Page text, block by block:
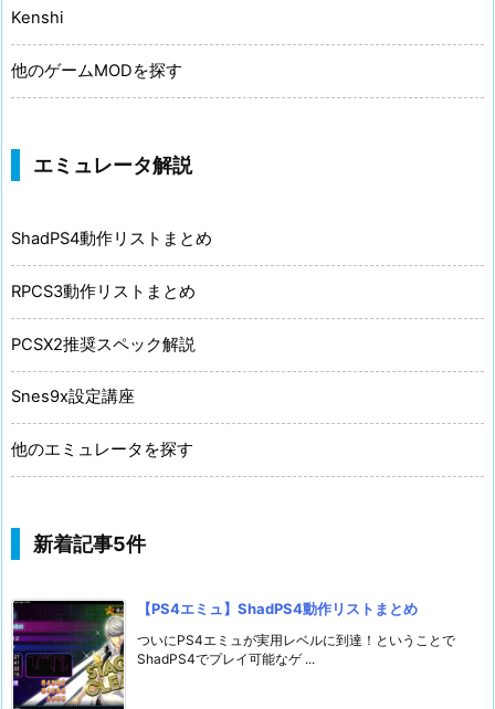
Kenshi
他のゲームMODを探す
エミュレータ解説
ShadPS4動作リストまとめ
RPCS3動作リストまとめ
PCSX2推奨スペック解説
Snes9x設定講座
他のエミュレータを探す
新着記事5件
【PS4エミュ】ShadPS4動作リストまとめ
ついにPS4エミュが実用レベルに到達！ということで
ShadPS4でプレイ可能なゲ ...